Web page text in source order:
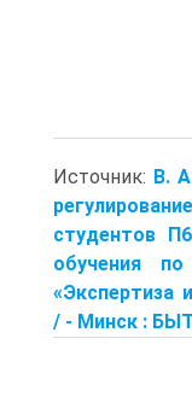
Источник: В.
студентов
обучения
«Экспертиза
/ - Минск :